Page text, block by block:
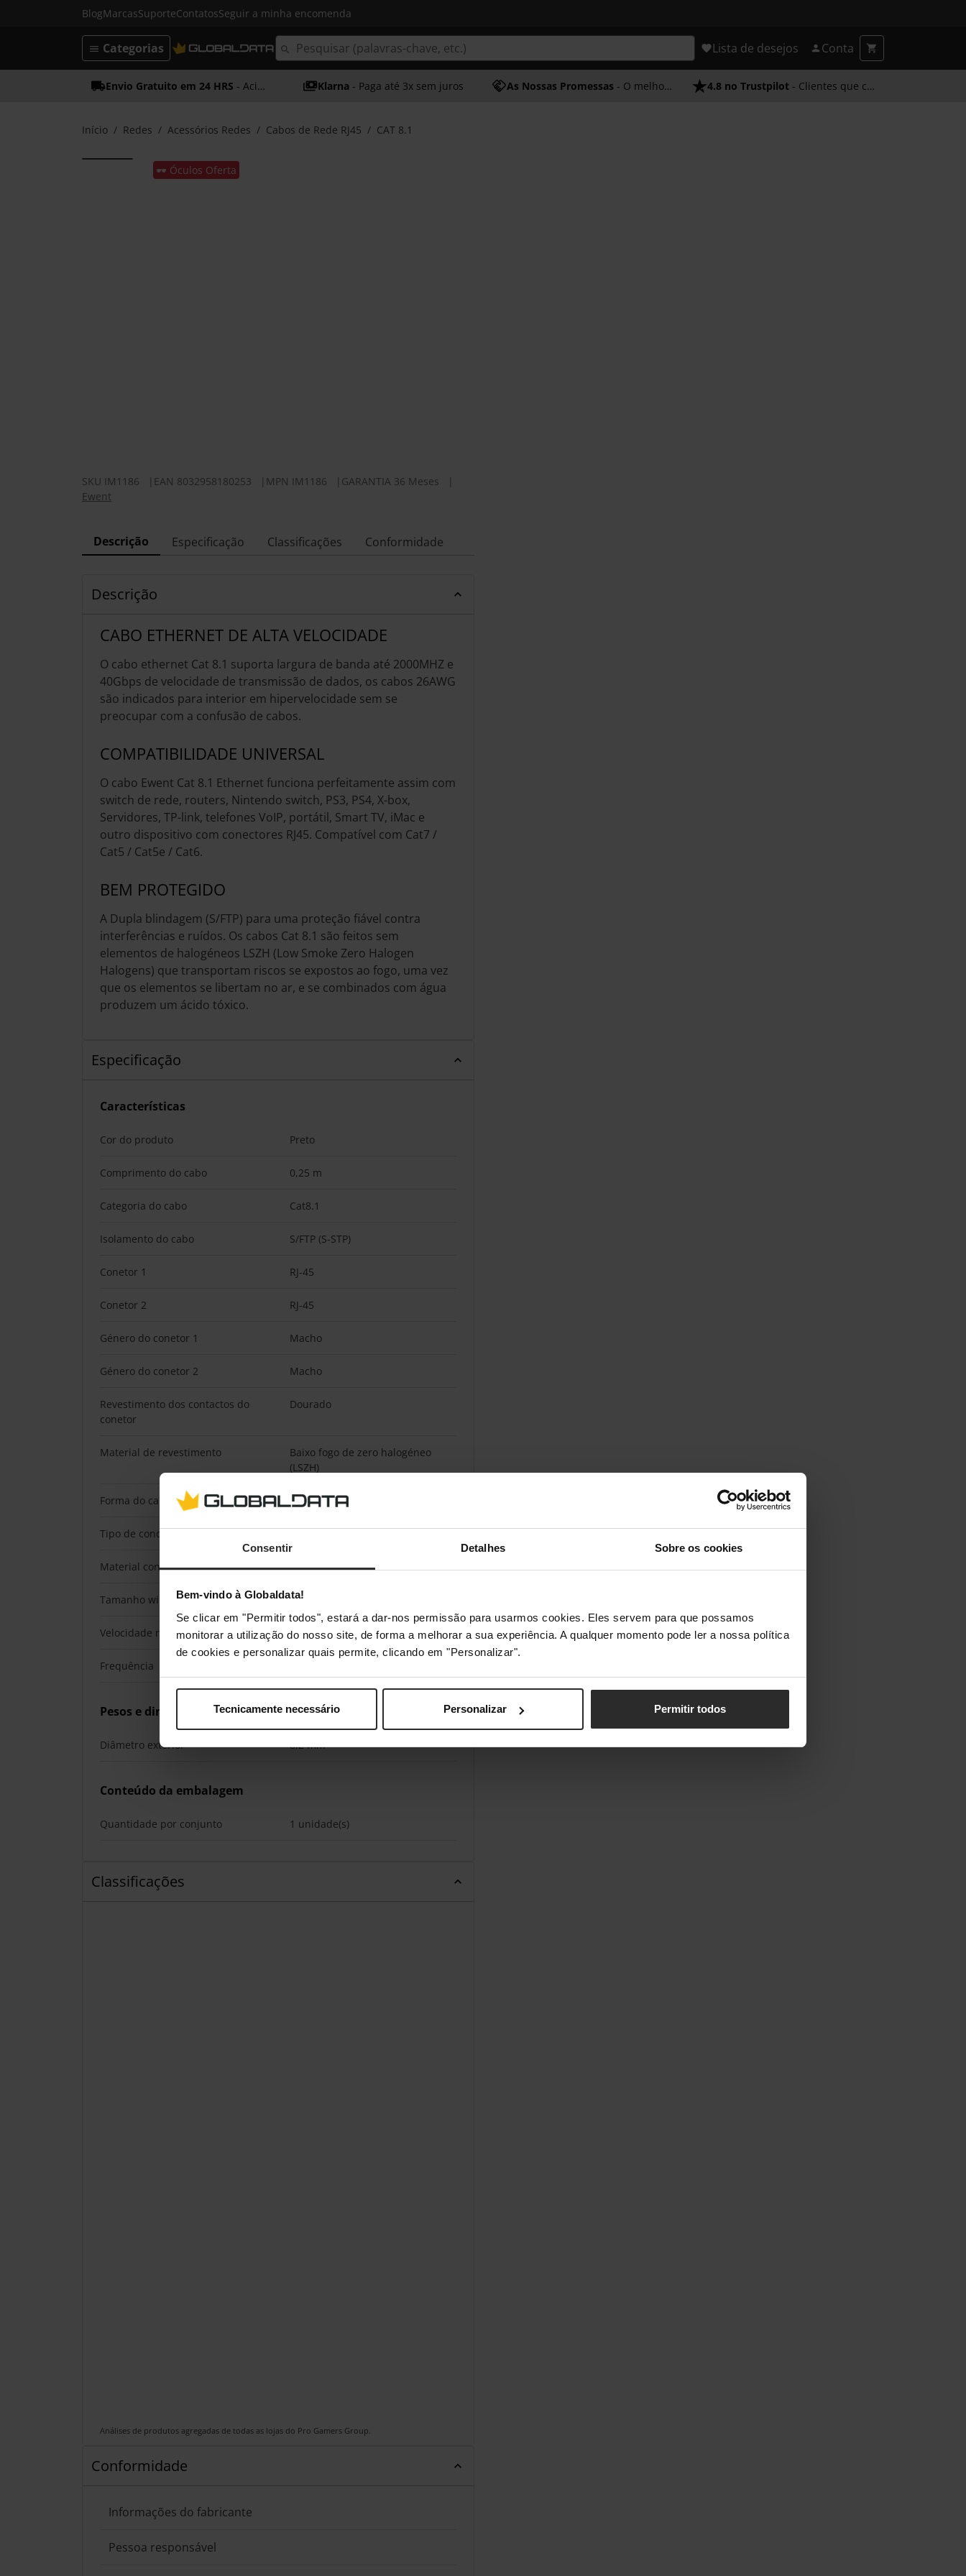
Consentir Detalhes Sobre os cookies
Bem-vindo à Globaldata!
Se clicar em "Permitir todos", estará a dar-nos permissão para usarmos cookies. Eles servem para que possamos
monitorar a utilização do nosso site, de forma a melhorar a sua experiência. A qualquer momento pode ler a nossa política
de cookies e personalizar quais permite, clicando em "Personalizar".
Tecnicamente necessário Personalizar Permitir todos
BlogMarcasSuporteContatosSeguir a minha encomenda
Lista de desejos Conta
Categorias
Envio Gratuito em 24 HRS - Acima dos 50€ Klarna - Paga até 3x sem juros As Nossas Promessas - O melhor atendimento 4.8 no Trustpilot - Clientes que confiam em nós
Início Redes Acessórios Redes Cabos de Rede RJ45 CAT 8.1
🕶️ Óculos Oferta
SKU IM1186 EAN 8032958180253 MPN IM1186 GARANTIA 36 Meses
Ewent
Descrição Especificação Classificações Conformidade
Descrição
CABO ETHERNET DE ALTA VELOCIDADE
O cabo ethernet Cat 8.1 suporta largura de banda até 2000MHZ e
40Gbps de velocidade de transmissão de dados, os cabos 26AWG
são indicados para interior em hipervelocidade sem se
preocupar com a confusão de cabos.
COMPATIBILIDADE UNIVERSAL
O cabo Ewent Cat 8.1 Ethernet funciona perfeitamente assim com
switch de rede, routers, Nintendo switch, PS3, PS4, X-box,
Servidores, TP-link, telefones VoIP, portátil, Smart TV, iMac e
outro dispositivo com conectores RJ45. Compatível com Cat7 /
Cat5 / Cat5e / Cat6.
BEM PROTEGIDO
A Dupla blindagem (S/FTP) para uma proteção fiável contra
interferências e ruídos. Os cabos Cat 8.1 são feitos sem
elementos de halogéneos LSZH (Low Smoke Zero Halogen
Halogens) que transportam riscos se expostos ao fogo, uma vez
que os elementos se libertam no ar, e se combinados com água
produzem um ácido tóxico.
Especificação
Características
Cor do produto Preto
Comprimento do cabo 0,25 m
Categoria do cabo Cat8.1
Isolamento do cabo S/FTP (S-STP)
Conetor 1 RJ-45
Conetor 2 RJ-45
Género do conetor 1 Macho
Género do conetor 2 Macho
Revestimento dos contactos do
conetor
Dourado
Material de revestimento
Baixo fogo de zero halogéneo
(LSZH)
Forma do cabo Redondo
Tipo de condutor Bloqueados
Material condutor Cobre
Tamanho wire AWG 26/7
Velocidade real de transferência 40000 Mbit/s
Frequência
Pesos e dimensões
Diâmetro exterior 8,2 mm
Conteúdo da embalagem
Quantidade por conjunto 1 unidade(s)
Classificações
Análises de produtos agregadas de todas as lojas do Pro Gamers Group.
Conformidade
Informações do fabricante
Pessoa responsável